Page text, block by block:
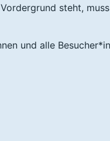
steht, muss
und alle